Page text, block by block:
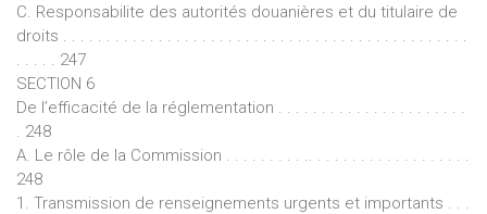
C. Responsabilite des autorités douanières et du titulaire de
droits . . . . . . . . . . . . . . . . . . . . . . . . . . . . . . . . . . . . . . . . . . . . . . .
. . . . . 247
SECTION 6
De l’efficacité de la réglementation . . . . . . . . . . . . . . . . . . . . . .
. 248
A. Le rôle de la Commission . . . . . . . . . .. . . . . . . . . . . . . . . . . . .
248
1. Transmission de renseignements urgents et importants . . .